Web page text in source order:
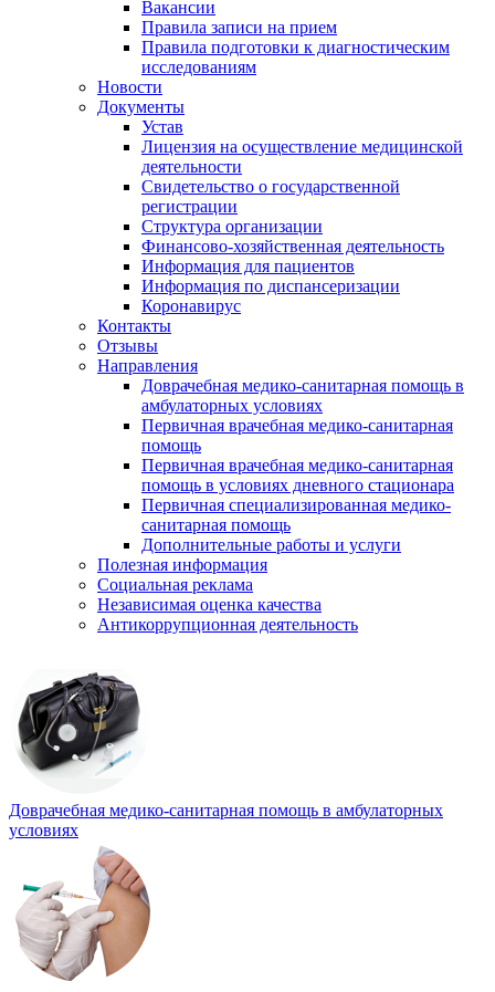
Вакансии
Правила записи на прием
Правила подготовки к диагностическим
исследованиям
Новости
Документы
Устав
Лицензия на осуществление медицинской
деятельности
Свидетельство о государственной
регистрации
Структура организации
Финансово-хозяйственная деятельность
Информация для пациентов
Информация по диспансеризации
Коронавирус
Контакты
Отзывы
Направления
Доврачебная медико-санитарная помощь в
амбулаторных условиях
Первичная врачебная медико-санитарная
помощь
Первичная врачебная медико-санитарная
помощь в условиях дневного стационара
Первичная специализированная медико-
санитарная помощь
Дополнительные работы и услуги
Полезная информация
Социальная реклама
Независимая оценка качества
Антикоррупционная деятельность
Доврачебная медико-санитарная помощь в амбулаторных
условиях